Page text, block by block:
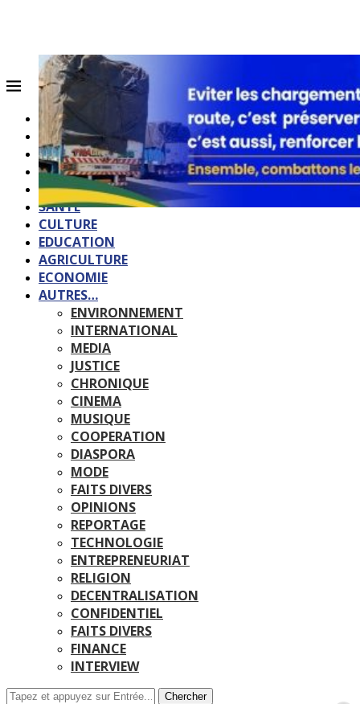
ACCUEIL
QUI SOMMES-NOUS?
POLITIQUE
SOCIETE
SPORTS
SANTE
CULTURE
EDUCATION
AGRICULTURE
ECONOMIE
AUTRES…
ENVIRONNEMENT
INTERNATIONAL
MEDIA
JUSTICE
CHRONIQUE
CINEMA
MUSIQUE
COOPERATION
DIASPORA
MODE
FAITS DIVERS
OPINIONS
REPORTAGE
TECHNOLOGIE
ENTREPRENEURIAT
RELIGION
DECENTRALISATION
CONFIDENTIEL
FAITS DIVERS
FINANCE
INTERVIEW
Chercher